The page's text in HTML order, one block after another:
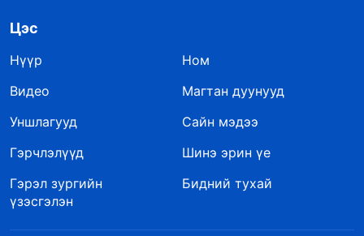
Цэс
Нүүр
Ном
Видео
Магтан дуунууд
Уншлагууд
Сайн мэдээ
Гэрчлэлүүд
Шинэ эрин үе
Гэрэл зургийн
үзэсгэлэн
Бидний тухай